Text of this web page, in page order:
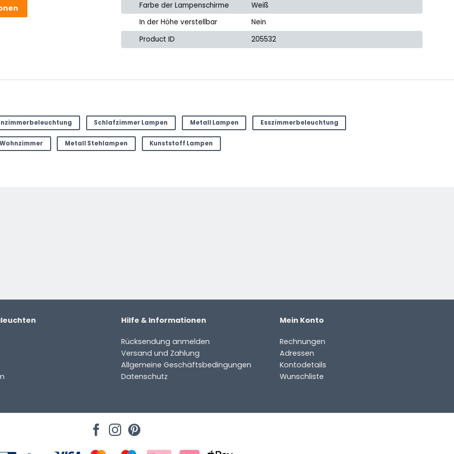
Farbe der Lampenschirme
Weiß
In der Höhe verstellbar
Nein
Product ID
205532
Schlafzimmer Lampen Metall Lampen Esszimmerbeleuchtung
Metall Stehlampen Kunststoff Lampen
Hilfe & Informationen
Rücksendung anmelden
Versand und Zahlung
Allgemeine Geschäftsbedingungen
Datenschutz
Mein Konto
Rechnungen
Adressen
Kontodetails
Wunschliste